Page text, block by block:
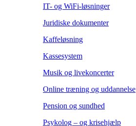
IT- og WiFi-løsninger
Juridiske dokumenter
Kaffeløsning
Kassesystem
Musik og livekoncerter
Online træning og uddannelse
Pension og sundhed
Psykolog – og krisehjælp